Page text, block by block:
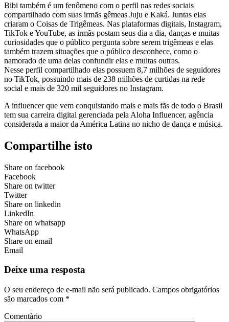
Bibi também é um fenômeno com o perfil nas redes sociais
compartilhado com suas irmãs gêmeas Juju e Kaká. Juntas elas
criaram o Coisas de Trigêmeas. Nas plataformas digitais, Instagram,
TikTok e YouTube, as irmãs postam seus dia a dia, danças e muitas
curiosidades que o público pergunta sobre serem trigêmeas e elas
também trazem situações que o público desconhece, como o
namorado de uma delas confundir elas e muitas outras.
Nesse perfil compartilhado elas possuem 8,7 milhões de seguidores
no TikTok, possuindo mais de 238 milhões de curtidas na rede
social e mais de 320 mil seguidores no Instagram.
A influencer que vem conquistando mais e mais fãs de todo o Brasil
tem sua carreira digital gerenciada pela Aloha Influencer, agência
considerada a maior da América Latina no nicho de dança e música.
Compartilhe isto
Share on facebook
Facebook
Share on twitter
Twitter
Share on linkedin
LinkedIn
Share on whatsapp
WhatsApp
Share on email
Email
Deixe uma resposta
O seu endereço de e-mail não será publicado. Campos obrigatórios
são marcados com *
Comentário